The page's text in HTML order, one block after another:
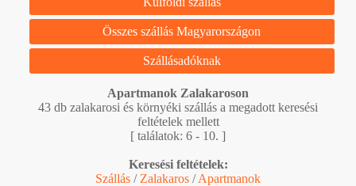
Összes szállás Magyarországon
Szállásadóknak
Apartmanok Zalakaroson
43 db zalakarosi és környéki szállás a megadott keresési
feltételek mellett
[ találatok: 6 - 10. ]
Keresési feltételek:
Szállás / Zalakaros /Apartmanok